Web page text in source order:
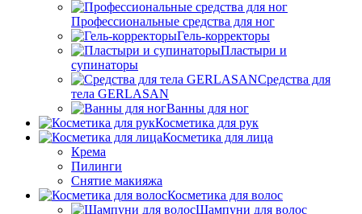
Профессиональные средства для ног
Гель-корректоры
Пластыри и
супинаторы
Средства для
тела GERLASAN
Ванны для ног
Косметика для рук
Косметика для лица
Крема
Пилинги
Снятие макияжа
Косметика для волос
Шампуни для волос